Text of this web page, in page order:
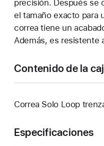
precisión. Después se
el tamaño exacto para
correa tiene un
Además, es resistente
Contenido de la
Correa Solo Loop
Especificaciones